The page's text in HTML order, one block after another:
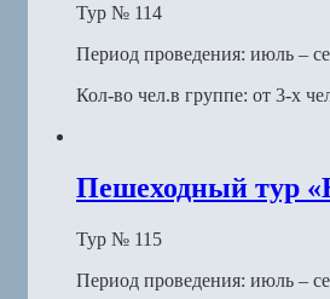
Тур № 114
Период проведения: июль –
Кол-во чел.в группе: от 3-х
Пешеходный тур
Тур № 115
Период проведения: июль –